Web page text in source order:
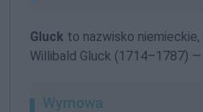
Gluck to nazwisko niemieckie,
Willibald Gluck (1714–1787)
Wymowa